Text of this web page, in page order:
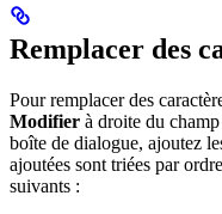
Remplacer des
Pour remplacer des
Modifier à droite du champ
boîte de dialogue, ajoutez
ajoutées sont triées par
suivants :